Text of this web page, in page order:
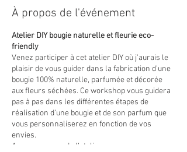
À propos de l'événement
Atelier DIY bougie naturelle et fleurie eco-
friendly
Venez participer à cet atelier DIY où j'aurais le
plaisir de vous guider dans la fabrication d’une
bougie 100% naturelle, parfumée et décorée
aux fleurs séchées. Ce workshop vous guidera
pas à pas dans les différentes étapes de
réalisation d’une bougie et de son parfum que
vous personnaliserez en fonction de vos
envies.
Au programme de l’atelier: